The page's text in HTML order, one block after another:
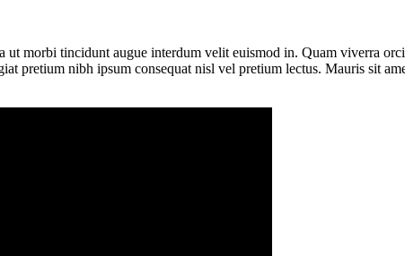
ut morbi tincidunt augue interdum velit euismod in. Quam viverra
pretium nibh ipsum consequat nisl vel pretium lectus. Mauris sit